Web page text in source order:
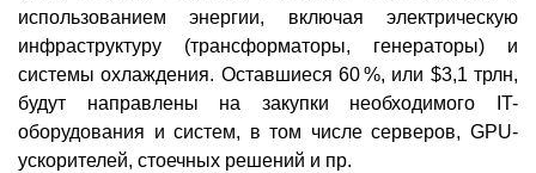
использованием энергии, включая электрическую
инфраструктуру (трансформаторы, генераторы) и
системы охлаждения. Оставшиеся 60 %, или $3,1 трлн,
будут направлены на закупки необходимого IT-
оборудования и систем, в том числе серверов, GPU-
ускорителей, стоечных решений и пр.